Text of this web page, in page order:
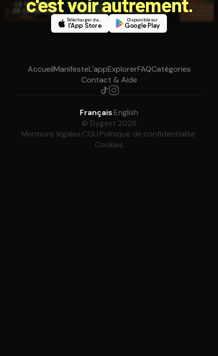
Télécharger dans
l'App Store
Disponible sur
Google Play
AccueilManifesteL'appExplorerFAQCatégories
Contact & Aide
Français·English
© Dygest 2026
Mentions légales·CGU·Politique de confidentialité·
Cookies